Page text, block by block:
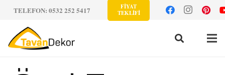
TELEFON: 0532 252 5417
FİYAT
TEKLİFİ